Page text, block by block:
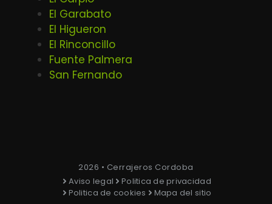
El Garabato
El Higueron
El Rinconcillo
Fuente Palmera
San Fernando
2026 • Cerrajeros Cordoba
Aviso legal
Politica de privacidad
Politica de cookies
Mapa del sitio